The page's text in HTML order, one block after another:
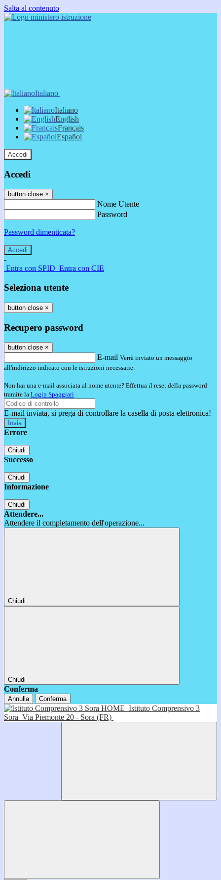
Salta al contenuto
Italiano
Italiano
English
Français
Español
Accedi
Accedi
button close ×
Nome Utente
Password
Password dimenticata?
-
Entra con SPID Entra con CIE
Seleziona utente
button close ×
Recupero password
button close ×
E-mail Verrà inviato un messaggio
all'indirizzo indicato con le istruzioni necessarie.
Non hai una e-mail associata al nome utente? Effettua il reset della password
tramite la Login Spaggiari
E-mail inviata, si prega di controllare la casella di posta elettronica!
Errore
Chiudi
Successo
Chiudi
Informazione
Chiudi
Attendere...
Attendere il completamento dell'operazione...
Chiudi
Chiudi
Conferma
Annulla Conferma
HOME Istituto Comprensivo 3
Sora Via Piemonte 20 - Sora (FR)